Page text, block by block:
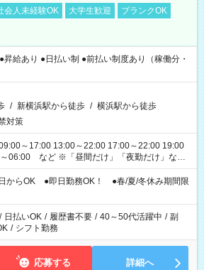
会人未経験OK 大学生歓迎
ブランクOK
給あり ●日払い制 ●前払い制度あり（稼働分・
/ 新横浜駅から徒歩 / 横浜駅から徒歩
対策
～17:00 13:00～22:00 17:00～22:00 19:00
昼間だけ」「夜勤だけ」など
からOK ●即日勤務OK！ ●春/夏/冬休み期間限
/ 日払いOK / 履歴書不要 / 40～50代活躍中 / 副
/ シフト勤務
応募する 詳細へ